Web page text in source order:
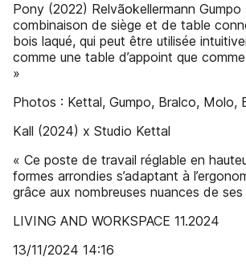
Pony (2022) Relvãokellermann Gumpo
combinaison de siège et de table
bois laqué, qui peut être utilisée
comme une table d’appoint que
»
Photos : Kettal, Gumpo, Bralco, Molo,
Kall (2024) x Studio Kettal
« Ce poste de travail réglable en
formes arrondies s’adaptant à
grâce aux nombreuses nuances de
LIVING AND WORKSPACE 11.2024
13/11/2024 14:16